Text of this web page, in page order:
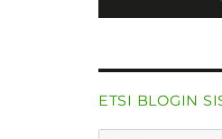
ETSI BLOGIN